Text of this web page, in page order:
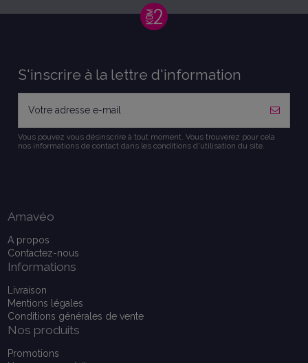
S'inscrire à la lettre d'information
Vous pouvez vous désinscrire à tout moment. Vous trouverez pour cela
nos informations de contact dans les conditions d'utilisation du site.
Amavéo
A propos
Contactez-nous
Informations
Livraison
Mentions légales
Conditions générales de vente
Nos produits
Promotions